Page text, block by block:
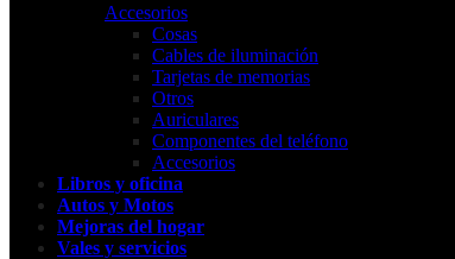
Accesorios
Cosas
Cables de iluminación
Tarjetas de memorias
Otros
Auriculares
Componentes del teléfono
Accesorios
Libros y oficina
Autos y Motos
Mejoras del hogar
Vales y servicios